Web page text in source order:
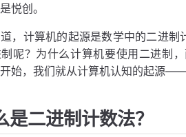
悦创。
，计算机的起源是数学中的二进
呢？为什么计算机要使用二进制
始，我们就从计算机认知的起源——
是二进制计数法？